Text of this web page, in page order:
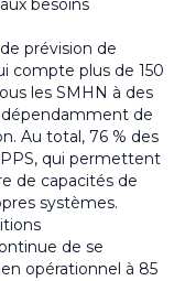
besoins
prévision de
compte plus de 150
les SMHN à des
de
Au total, 76 % des
qui permettent
de capacités de
systèmes.
de se
opérationnel à 85